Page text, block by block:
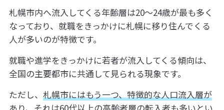
札幌市内へ流入してくる年齢層は20～24歳が最も多く
なっており、就職をきっかけに札幌に移り住んでくる
人が多いのが特徴です。
就職や進学をきっかけに若者が流入してくる傾向は、
全国の主要都市に共通して見られる現象です。
ただし、 札幌市にはもう一つ、特徴的な人口流入層が